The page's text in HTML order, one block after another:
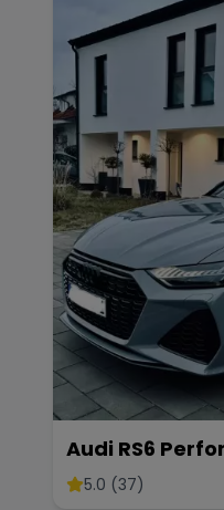
Audi RS6
5.0 (37)